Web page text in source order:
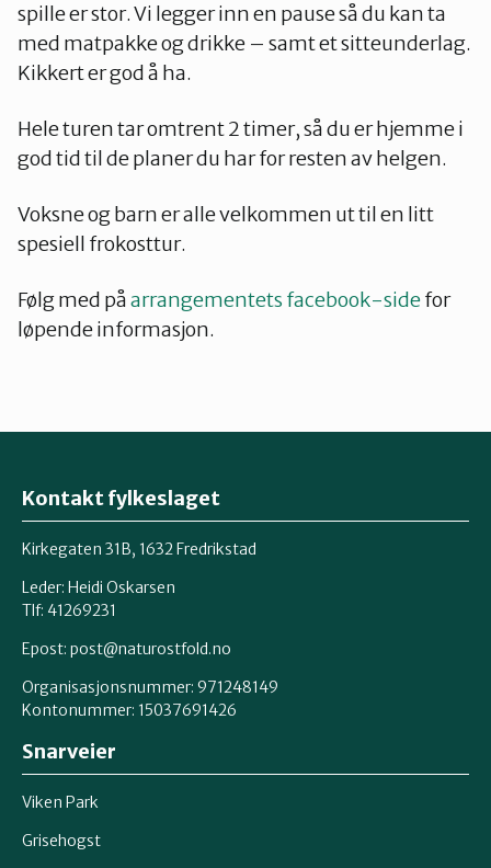
spille er stor. Vi legger inn en pause så du kan ta
med matpakke og drikke – samt et sitteunderlag.
Kikkert er god å ha.
Hele turen tar omtrent 2 timer, så du er hjemme i
god tid til de planer du har for resten av helgen.
Voksne og barn er alle velkommen ut til en litt
spesiell frokosttur.
Følg med påarrangementets facebook-sidefor
løpende informasjon.
Kontakt fylkeslaget
Kirkegaten 31B, 1632 Fredrikstad
Leder: Heidi Oskarsen
Tlf: 41269231
Epost: post@naturostfold.no
Organisasjonsnummer: 971248149
Kontonummer: 15037691426
Snarveier
Viken Park
Grisehogst